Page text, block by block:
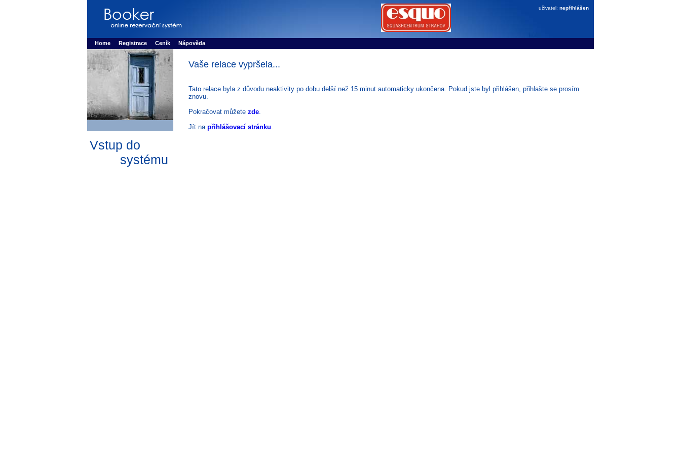
Rezervujse - Port�l pro online rezervace sportu
uživatel: nepřihlášen
Home Registrace Ceník Nápověda
Vstup do
systému
Vaše relace vypršela...
Tato relace byla z důvodu neaktivity po dobu delší než 15 minut automaticky ukončena. Pokud jste byl přihlášen, přihlašte se prosím
znovu.
Pokračovat můžete zde.
Jít na přihlášovací stránku.